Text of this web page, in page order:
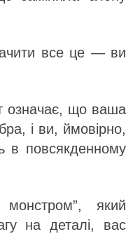
все це — ви
означає, що ваша
і ви, ймовірно,
в повсякденному
який
на деталі, вас